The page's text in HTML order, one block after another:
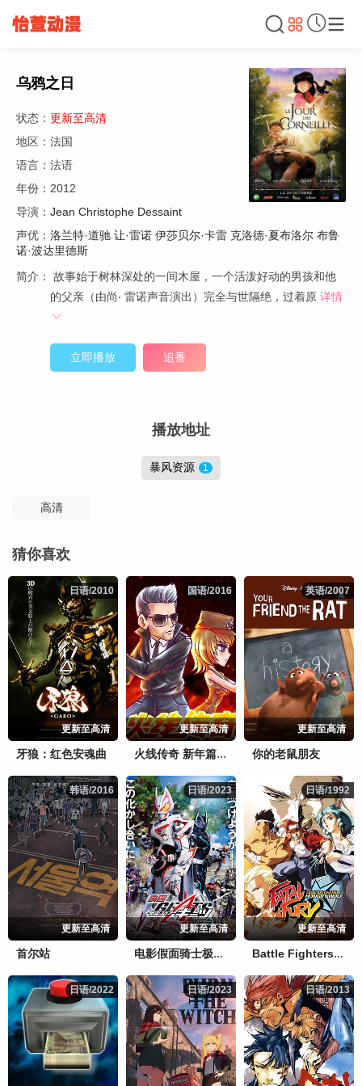
乌鸦之日
状态： 更新至高清
地区：法国
语言：法语
年份：2012
导演： Jean Christophe Dessaint
声优： 洛兰特·道驰 让·雷诺 伊莎贝尔·卡雷 克洛德·夏布洛尔 布鲁
诺·波达里德斯
简介：
故事始于树林深处的一间木屋，一个活泼好动的男孩和他
的父亲（由尚‧ 雷诺声音演出）完全与世隔绝，过着原 详情
立即播放 追番
播放地址
暴风资源 1
高清
猜你喜欢
日语/2010
日语/2010
更新至高清
牙狼：红色安魂曲
国语/2016
国语/2016
更新至高清
火线传奇 新年篇之捉汪大作战
英语/2007
英语/2007
更新至高清
你的老鼠朋友
韩语/2016
韩语/2016
更新至高清
首尔站
日语/2023
日语/2023
更新至高清
电影假面骑士极狐：4位王者与黑狐
日语/1992
日语/1992
更新至高清
Battle Fighters 饿狼传说
日语/2022
日语/2022 日语/2023
日语/2023 日语/2013
日语/2013